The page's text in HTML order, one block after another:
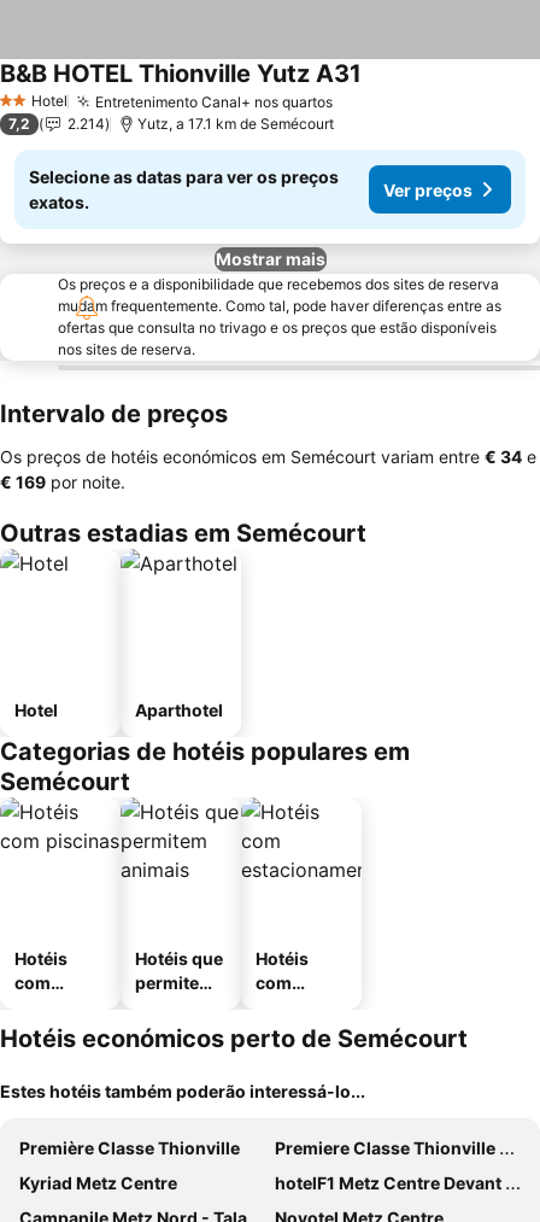
2 Estrelas
Hotel Entretenimento Canal+ nos quartosVer preços
B&B HOTEL Thionville Yutz A31
7,2 2.214 Yutz, a 17.1 km de Semécourt
Selecione as datas para ver os preços
exatos.
Ver preços
Mostrar mais
Os preços e a disponibilidade que recebemos dos sites de reserva
mudam frequentemente. Como tal, pode haver diferenças entre as
ofertas que consulta no trivago e os preços que estão disponíveis
nos sites de reserva.
Intervalo de preços
Os preços de hotéis económicos em Semécourt variam entre ‎€ 34 e
‎€ 169 por noite.
Outras estadias em Semécourt
Hotel Aparthotel
Categorias de hotéis populares em
Semécourt
Hotéis
com
Hotéis que
permitem
Hotéis
com
mento
Hotéis económicos perto de Semécourt
Estes hotéis também poderão interessá-lo...
Première Classe Thionville
Premiere Classe Thionville - Yutz
Kyriad Metz Centre
hotelF1 Metz Centre Devant les Ponts
Campanile Metz Nord - Talange
Novotel Metz Centre